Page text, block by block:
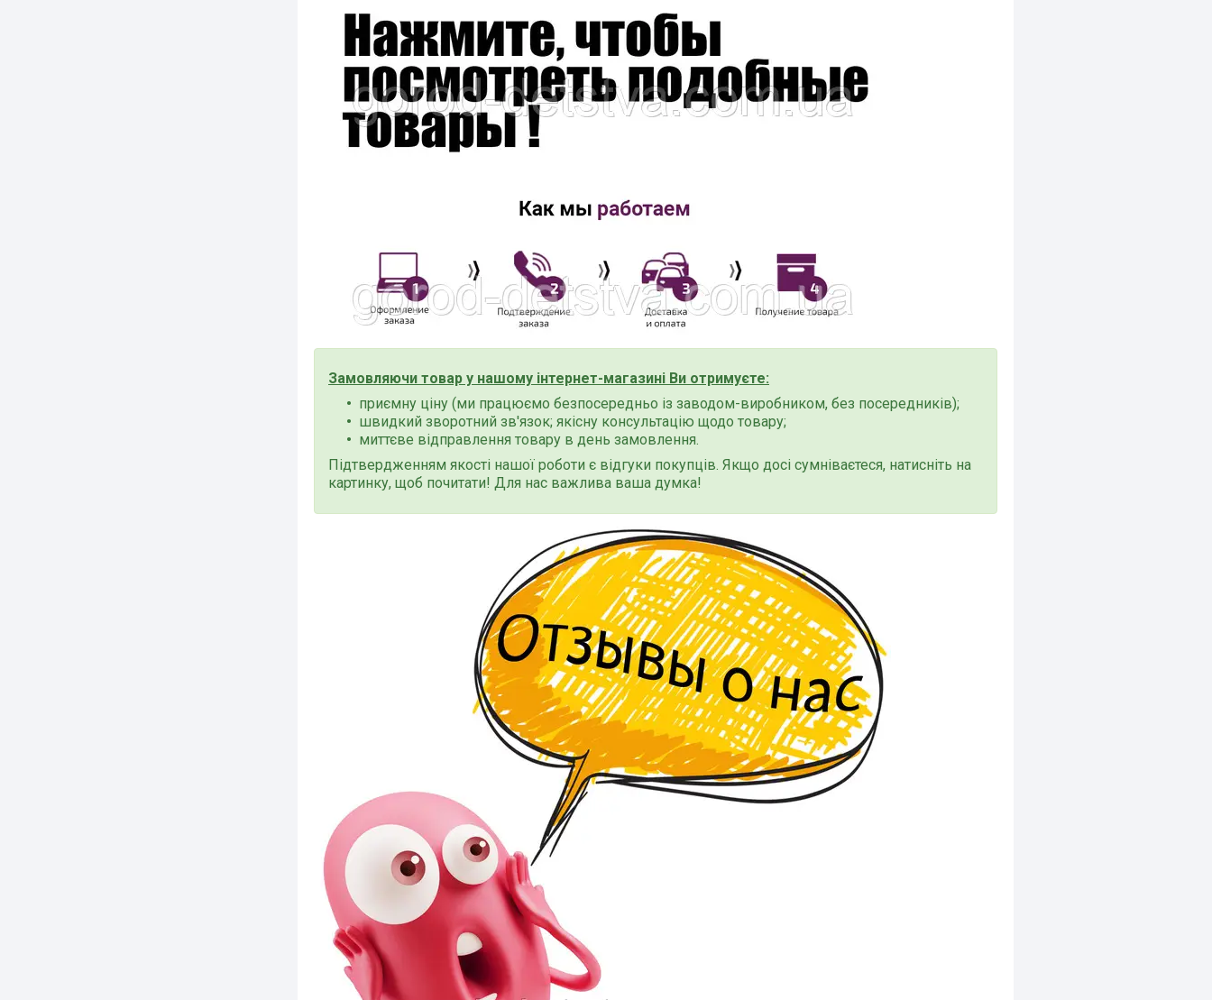
Замовляючи товар у нашому інтернет-магазині Ви отримуєте:
приємну ціну (ми працюємо безпосередньо із заводом-виробником, без посередників);
швидкий зворотний зв'язок; якісну консультацію щодо товару;
миттєве відправлення товару в день замовлення.
Підтвердженням якості нашої роботи є відгуки покупців. Якщо досі сумніваєтеся, натисніть на
картинку, щоб почитати! Для нас важлива ваша думка!